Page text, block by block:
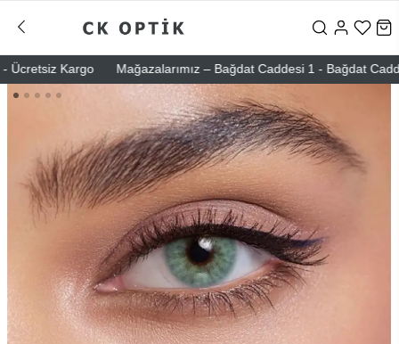
Kargo Mağazalarımız – Bağdat Caddesi 1 - Bağdat